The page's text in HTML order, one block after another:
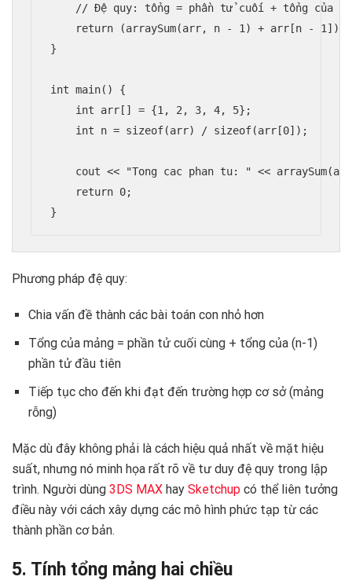
// Đệ quy: tổng = phần tử cuối + tổng của
    return (arraySum(arr, n - 1) + arr[n - 1]);
}
int main() {
    int arr[] = {1, 2, 3, 4, 5};
    int n = sizeof(arr) / sizeof(arr[0]);
cout << "Tong cac phan tu: " <<
    return 0;
}
Phương pháp đệ quy:
Chia vấn đề thành các bài toán con nhỏ hơn
Tổng của mảng = phần tử cuối cùng + tổng của (n-1)
phần tử đầu tiên
Tiếp tục cho đến khi đạt đến trường hợp cơ sở (mảng
rỗng)
Mặc dù đây không phải là cách hiệu quả nhất về mặt hiệu
suất, nhưng nó minh họa rất rõ về tư duy đệ quy trong lập
trình. Người dùng 3DS MAX hay Sketchup có thể liên tưởng
điều này với cách xây dựng các mô hình phức tạp từ các
thành phần cơ bản.
5. Tính tổng mảng hai chiều